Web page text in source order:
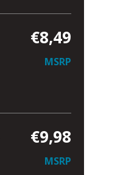
€8,49
MSRP
€9,98
MSRP